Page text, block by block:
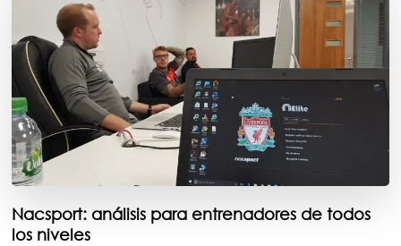
Nacsport: análisis para entrenadores de todos
los niveles